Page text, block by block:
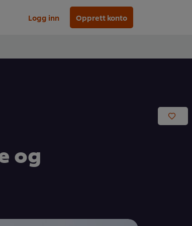
Logg inn Opprett konto
og